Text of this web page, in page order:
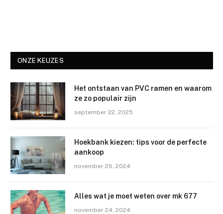
ONZE KEUZES
Het ontstaan van PVC ramen en waarom
ze zo populair zijn
september 22, 2025
Hoekbank kiezen: tips voor de perfecte
aankoop
november 26, 2024
Alles wat je moet weten over mk 677
november 24, 2024